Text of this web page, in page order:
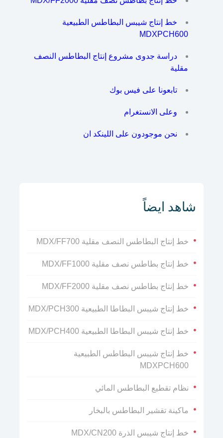
خط إنتاج شيبس البطاطس الطبيعية
MDXPCH600
دراسة جدوى مشروع إنتاج البطاطس النصف
مقلية
تابعونا على فيس بوك
وعلى الانستغرام
نحن موجودون على اللينكد ان
شاهد ايضاً
خط إنتاج البطاطس النصف مقلية MDX/FF700
خط إنتاج بطاطس نصف مقلية MDX/FF1000
خط إنتاج بطاطس نصف مقلية MDX/FF2000
خط إنتاج شيبس البطاطا الطبيعية MDX/PCH300
خط إنتاج شيبس البطاطا الطبيعية MDX/PCH400
خط إنتاج شيبس البطاطس الطبيعية
MDXPCH600
نظام تقطيع البطاطس المائي
ماكينة تقشير البطاطس بالبخار
خط إنتاج شيبس الذرة MDX/CN200